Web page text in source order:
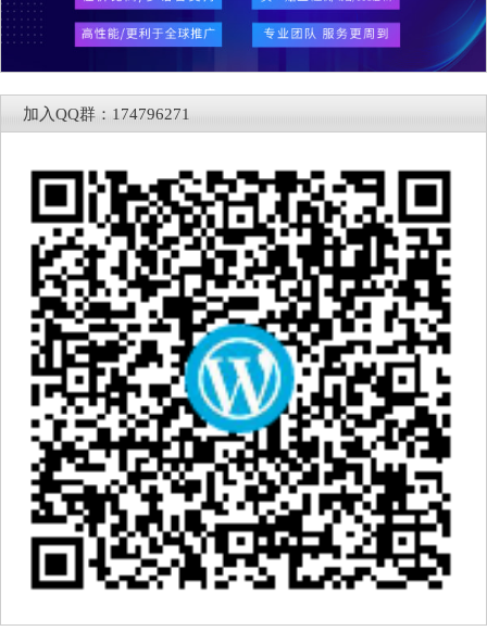
加入QQ群：174796271